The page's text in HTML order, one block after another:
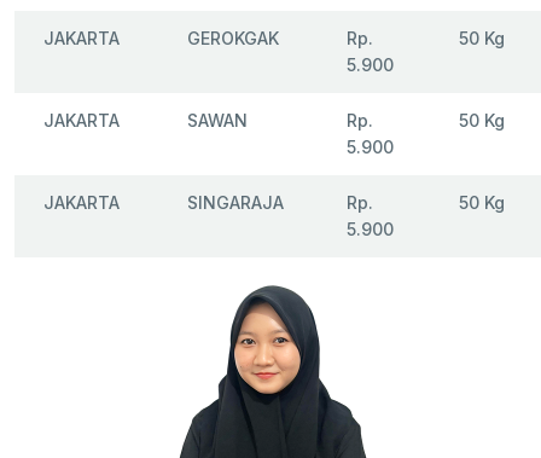
JAKARTA GEROKGAK
Rp.
5.900
50 Kg
JAKARTA SAWAN
Rp.
5.900
50 Kg
JAKARTA SINGARAJA
Rp.
5.900
50 Kg